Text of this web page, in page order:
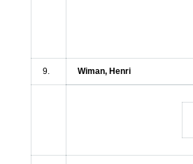
9. Wiman, Henri